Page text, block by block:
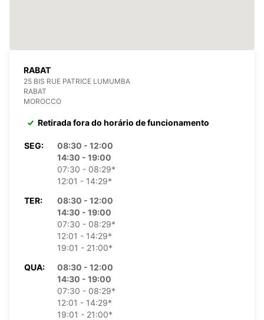
RABAT
25 BIS RUE PATRICE LUMUMBA
RABAT
MOROCCO
Retirada fora do horário de funcionamento
SEG:
08:30 - 12:00
14:30 - 19:00
07:30 - 08:29*
12:01 - 14:29*
TER:
08:30 - 12:00
14:30 - 19:00
07:30 - 08:29*
12:01 - 14:29*
19:01 - 21:00*
QUA:
08:30 - 12:00
14:30 - 19:00
07:30 - 08:29*
12:01 - 14:29*
19:01 - 21:00*